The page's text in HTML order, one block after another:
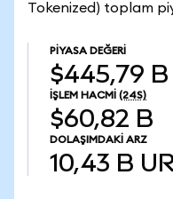
Tokenized) toplam
PIYASA DEĞERI
$445,79 B
İŞLEM HACMI (24S)
$60,82 B
DOLAŞIMDAKI ARZ
10,43 B